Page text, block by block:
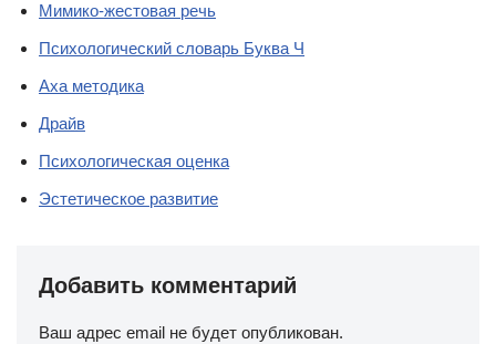
Мимико-жестовая речь
Психологический словарь Буква Ч
Аха методика
Драйв
Психологическая оценка
Эстетическое развитие
Добавить комментарий
Ваш адрес email не будет опубликован.